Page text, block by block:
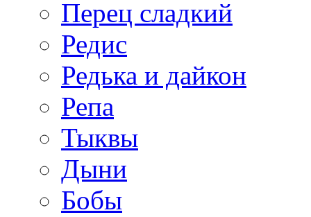
Перец сладкий
Редис
Редька и дайкон
Репа
Тыквы
Дыни
Бобы